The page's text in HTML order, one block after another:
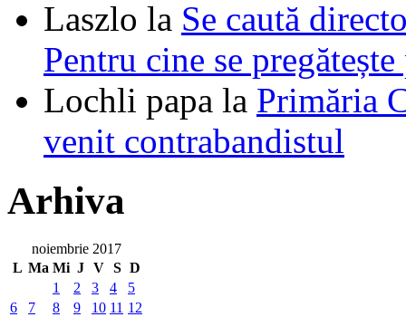
Laszlo la Se caută
Pentru cine se
Lochli papa la Primăria
venit contrabandistul
Arhiva
noiembrie 2017
L Ma Mi J V S D
1 2 3 4
5
6
7 8 9 10 11 12